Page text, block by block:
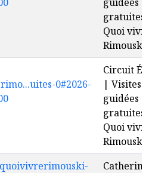
Quoi
Rimouski
0#2026-
Circuit
| Visites
guidées
Quoi
Rimouski
Catherine